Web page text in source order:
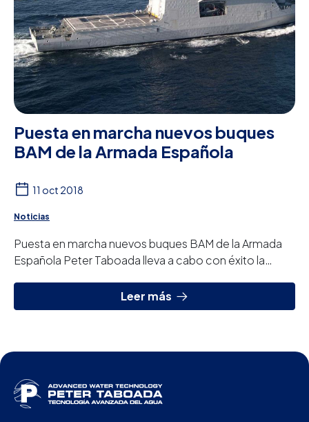
Puesta en marcha nuevos buques
BAM de la Armada Española
11 oct 2018
Noticias
Puesta en marcha nuevos buques BAM de la Armada
Española Peter Taboada lleva a cabo con éxito la
Leer más